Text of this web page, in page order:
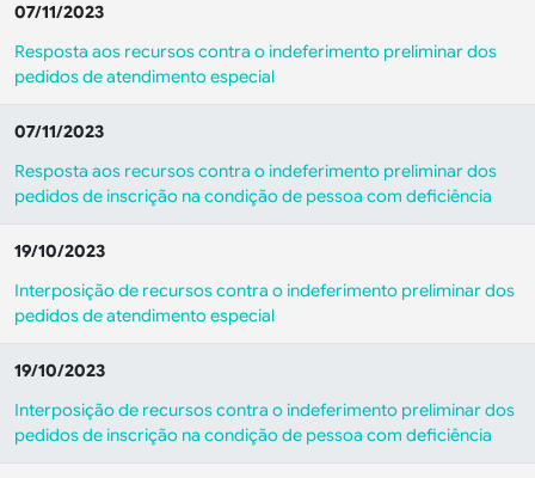
07/11/2023
Resposta aos recursos contra o indeferimento preliminar dos
pedidos de atendimento especial
07/11/2023
Resposta aos recursos contra o indeferimento preliminar dos
pedidos de inscrição na condição de pessoa com deficiência
19/10/2023
Interposição de recursos contra o indeferimento preliminar dos
pedidos de atendimento especial
19/10/2023
Interposição de recursos contra o indeferimento preliminar dos
pedidos de inscrição na condição de pessoa com deficiência